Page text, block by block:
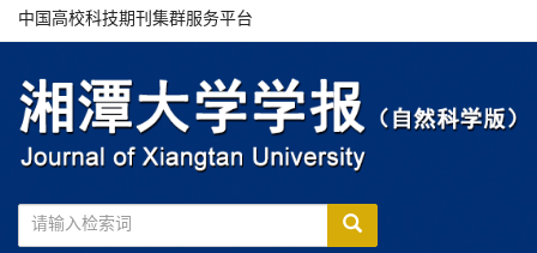
中国高校科技期刊集群服务平台